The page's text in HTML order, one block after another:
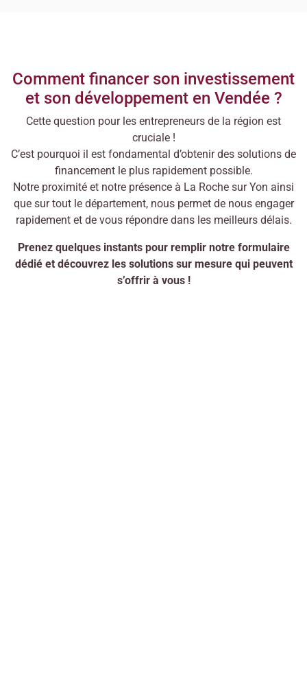
Comment financer son investissement
et son développement en Vendée ?
Cette question pour les entrepreneurs de la région est
cruciale !
C’est pourquoi il est fondamental d’obtenir des solutions de
financement le plus rapidement possible.
Notre proximité et notre présence à La Roche sur Yon ainsi
que sur tout le département, nous permet de nous engager
rapidement et de vous répondre dans les meilleurs délais.
Prenez quelques instants pour remplir notre formulaire
dédié et découvrez les solutions sur mesure qui peuvent
s’offrir à vous !